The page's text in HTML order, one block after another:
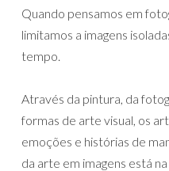
Quando pensamos em
limitamos a imagens
tempo.
Através da pintura, da
formas de arte visual, os
emoções e histórias de
da arte em imagens está